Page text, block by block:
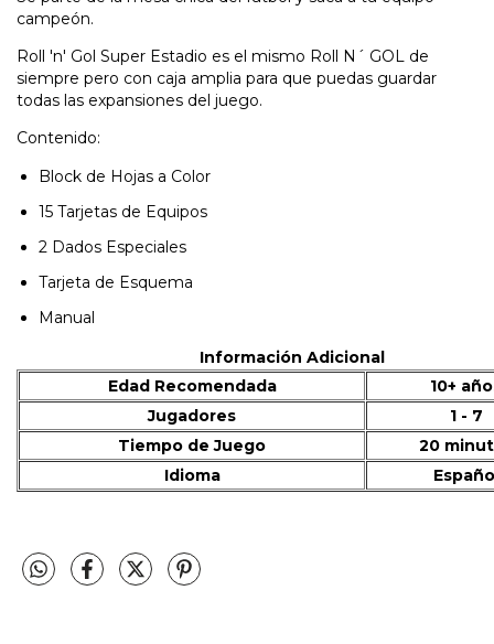
campeón.
Roll 'n' Gol Super Estadio es el mismo Roll N´ GOL de
siempre pero con caja amplia para que puedas guardar
todas las expansiones del juego.
Contenido:
Block de Hojas a Color
15 Tarjetas de Equipos
2 Dados Especiales
Tarjeta de Esquema
Manual
Información Adicional
Edad Recomendada
10+
Jugadores
1 - 7
Tiempo de Juego
20
Idioma